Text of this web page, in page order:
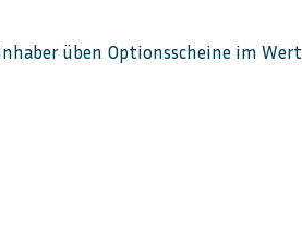
üben Optionsscheine im Wert